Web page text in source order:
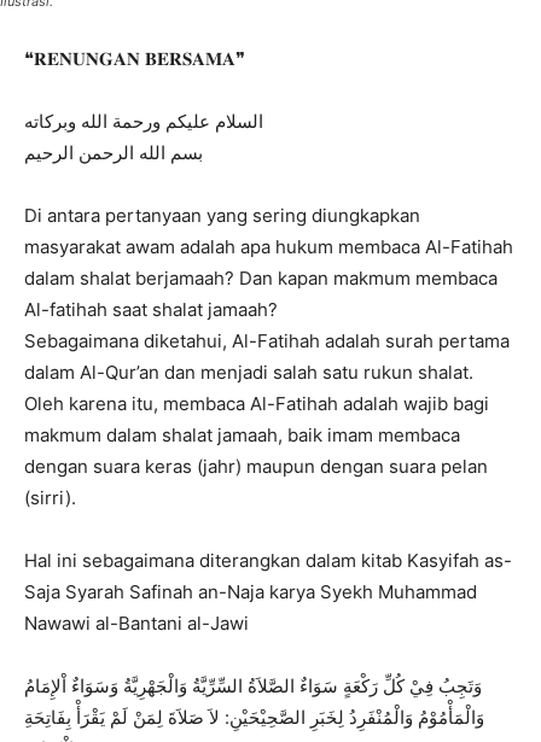
❝𝐑𝐄𝐍𝐔𝐍𝐆𝐀𝐍 𝐁𝐄𝐑𝐒𝐀𝐌𝐀❞
السلام عليكم ورحمة الله وبركاته
بسم الله الرحمن الرحيم
Di antara pertanyaan yang sering diungkapkan
masyarakat awam adalah apa hukum membaca Al-Fatihah
dalam shalat berjamaah? Dan kapan makmum membaca
Al-fatihah saat shalat jamaah?
Sebagaimana diketahui, Al-Fatihah adalah surah pertama
dalam Al-Qur’an dan menjadi salah satu rukun shalat.
Oleh karena itu, membaca Al-Fatihah adalah wajib bagi
makmum dalam shalat jamaah, baik imam membaca
dengan suara keras (jahr) maupun dengan suara pelan
(sirri).
Hal ini sebagaimana diterangkan dalam kitab Kasyifah as-
Saja Syarah Safinah an-Naja karya Syekh Muhammad
Nawawi al-Bantani al-Jawi
وَتَجِبُ فِيْ كُلِّ رَكْعَةٍ سَوَاءٌ الصَّلاَةُ السِّرِّيَّةُ وَالْجَهْرِيَّةُ وَسَوَاءٌ اْلإِمَامُ
وَالْمَأْمُوْمُ وَالْمُنْفَرِدُ لِخَبَرِ الصَّحِيْحَيْنِ: لاَ صَلاَةَ لِمَنْ لَمْ يَقْرَأْ بِفَاتِحَةِ